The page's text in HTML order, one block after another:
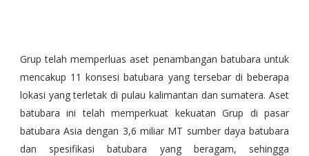
Grup telah memperluas aset penambangan batubara untuk
mencakup 11 konsesi batubara yang tersebar di beberapa
lokasi yang terletak di pulau kalimantan dan sumatera. Aset
batubara ini telah memperkuat kekuatan Grup di pasar
batubara Asia dengan 3,6 miliar MT sumber daya batubara
dan spesifikasi batubara yang beragam, sehingga